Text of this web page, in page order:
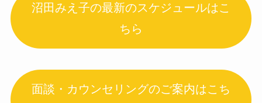
沼田みえ子の最新のスケジュールはこ
ちら
面談・カウンセリングのご案内はこち